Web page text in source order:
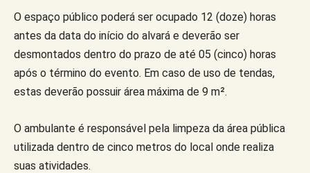
O espaço público poderá ser ocupado 12 (doze) horas
antes da data do início do alvará e deverão ser
desmontados dentro do prazo de até 05 (cinco) horas
após o término do evento. Em caso de uso de tendas,
estas deverão possuir área máxima de 9 m².
O ambulante é responsável pela limpeza da área pública
utilizada dentro de cinco metros do local onde realiza
suas atividades.